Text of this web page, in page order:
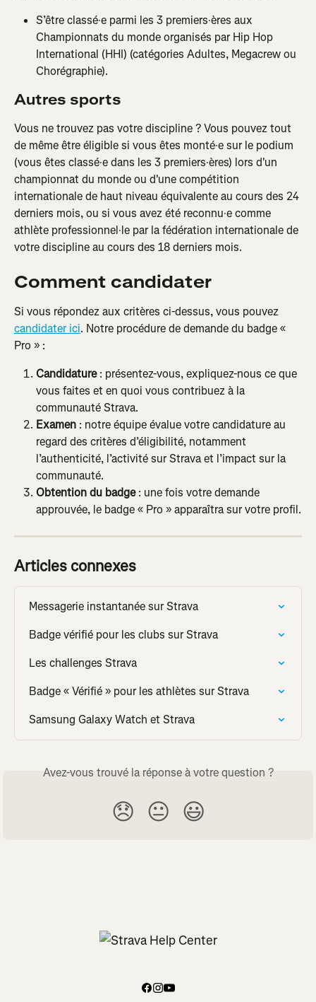
S’être classé·e parmi les 3 premiers·ères aux
Championnats du monde organisés par Hip Hop
International (HHI) (catégories Adultes, Megacrew ou
Chorégraphie).
Autres sports
Vous ne trouvez pas votre discipline ? Vous pouvez tout
de même être éligible si vous êtes monté·e sur le podium
(vous êtes classé·e dans les 3 premiers·ères) lors d'un
championnat du monde ou d'une compétition
internationale de haut niveau équivalente au cours des 24
derniers mois, ou si vous avez été reconnu·e comme
athlète professionnel·le par la fédération internationale de
votre discipline au cours des 18 derniers mois.
Comment candidater
Si vous répondez aux critères ci-dessus, vous pouvez
candidater ici. Notre procédure de demande du badge «
Pro » :
Candidature : présentez-vous, expliquez-nous ce que
vous faites et en quoi vous contribuez à la
communauté Strava.
Examen : notre équipe évalue votre candidature au
regard des critères d’éligibilité, notamment
l’authenticité, l’activité sur Strava et l’impact sur la
communauté.
Obtention du badge : une fois votre demande
approuvée, le badge « Pro » apparaîtra sur votre profil.
Articles connexes
Messagerie instantanée sur Strava
Badge vérifié pour les clubs sur Strava
Les challenges Strava
Badge « Vérifié » pour les athlètes sur Strava
Samsung Galaxy Watch et Strava
Avez-vous trouvé la réponse à votre question ?
😞 😐 😃